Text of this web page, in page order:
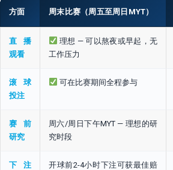
方面 周末比赛（周五至周日MYT）
直播
观看
理想 — 可以熬夜或早起，无
工作压力
滚球
投注
可在比赛期间全程参与
赛前
研究
周六/周日下午MYT — 理想的研
究时段
下注
开球前2-4小时下注可获最佳赔